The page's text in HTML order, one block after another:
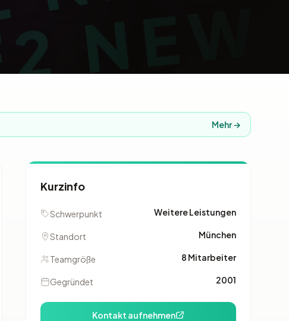
Mehr →
Kurzinfo
Schwerpunkt Weitere Leistungen
Standort München
Teamgröße 8 Mitarbeiter
Gegründet 2001
Kontakt aufnehmen